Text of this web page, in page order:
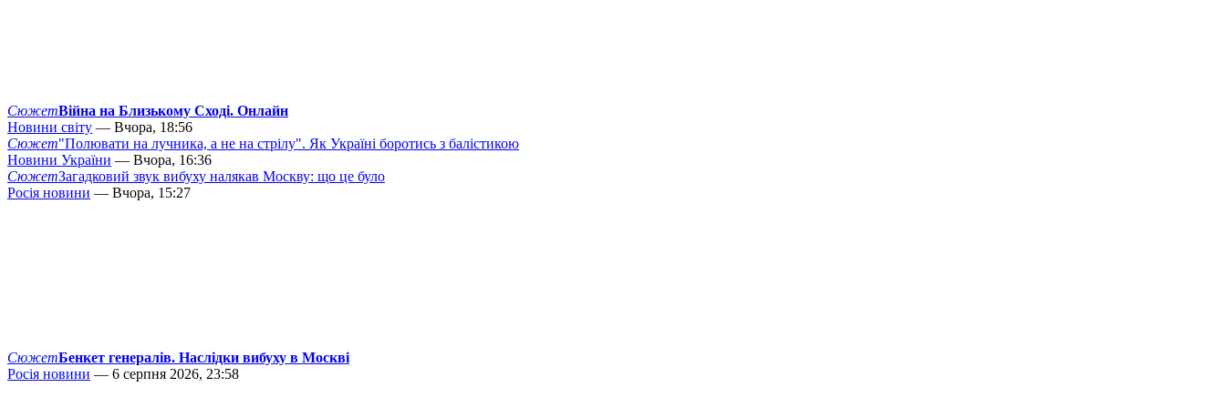
СюжетВійна на Близькому Сході. Онлайн
Новини світу — Вчора, 18:56
Сюжет"Полювати на лучника, а не на стрілу". Як Україні боротись з балістикою
Новини України — Вчора, 16:36
СюжетЗагадковий звук вибуху налякав Москву: що це було
Росія новини — Вчора, 15:27
СюжетБенкет генералів. Наслідки вибуху в Москві
Росія новини — 6 серпня 2026, 23:58